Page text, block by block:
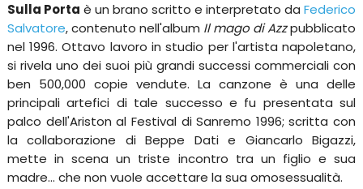
Sulla Porta è un brano scritto e interpretato daFederico
Salvatore, contenuto nell'album Il mago di Azzpubblicato
nel 1996. Ottavo lavoro in studio per l'artista napoletano,
si rivela uno dei suoi più grandi successi commerciali con
ben 500,000 copie vendute. La canzone è una delle
principali artefici di tale successo e fu presentata sul
palco dell'Ariston al Festival di Sanremo 1996; scritta con
la collaborazione di Beppe Dati e Giancarlo Bigazzi,
mette in scena un triste incontro tra un figlio e sua
madre... che non vuole accettare la sua omosessualità.